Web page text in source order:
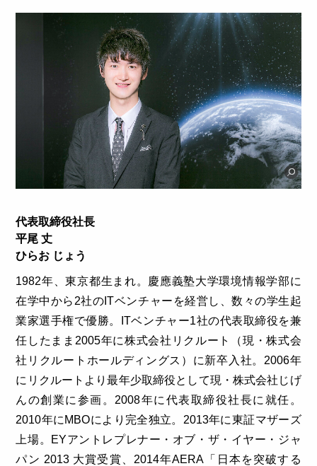
代表取締役社長
平尾 丈
ひらお じょう
1982年、東京都生まれ。慶應義塾大学環境情報学部に
在学中から2社のITベンチャーを経営し、数々の学生起
業家選手権で優勝。ITベンチャー1社の代表取締役を兼
任したまま2005年に株式会社リクルート（現・株式会
社リクルートホールディングス）に新卒入社。2006年
にリクルートより最年少取締役として現・株式会社じげ
んの創業に参画。2008年に代表取締役社長に就任。
2010年にMBOにより完全独立。2013年に東証マザーズ
上場。EYアントレプレナー・オブ・ザ・イヤー・ジャ
パン 2013 大賞受賞、2014年AERA「日本を突破する